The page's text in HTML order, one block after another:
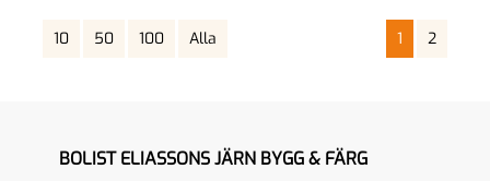
10 50 100 Alla 1 2
BOLIST ELIASSONS JÄRN BYGG & FÄRG